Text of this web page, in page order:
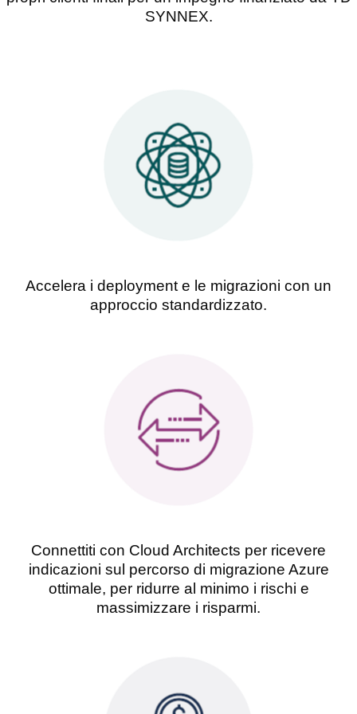
SYNNEX.
Accelera i deployment e le migrazioni con un
approccio standardizzato.
Connettiti con Cloud Architects per ricevere
indicazioni sul percorso di migrazione Azure
ottimale, per ridurre al minimo i rischi e
massimizzare i risparmi.